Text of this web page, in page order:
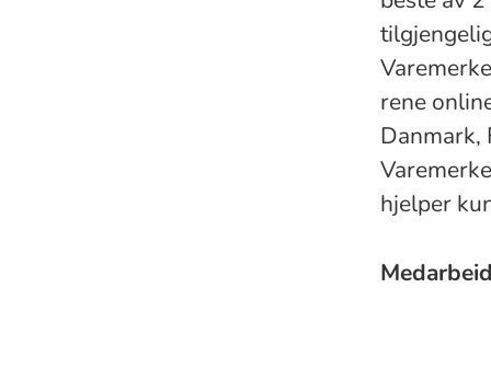
rene
Danmark,
hjelper